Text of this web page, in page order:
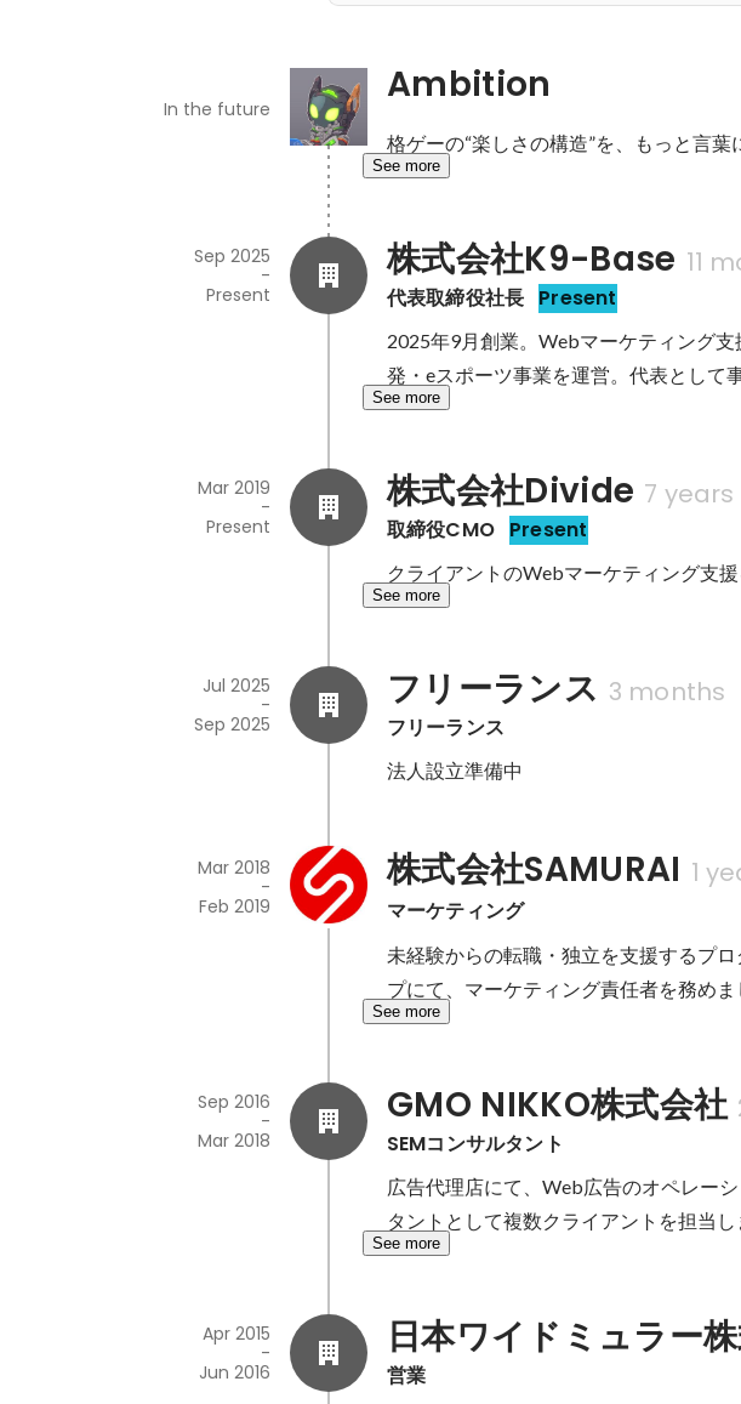
Ambition
In the future
格ゲーの“楽しさの構造”を、もっと言葉
See more
株式会社K9-Base 11
代表取締役社長 Present
Sep 2025
-
Present
2025年9月創業。Webマーケティング
発・eスポーツ事業を運営。代表として
See more
株式会社Divide 7 years
取締役CMO Present
Mar 2019
-
Present
クライアントのWebマーケティング支
See more
フリーランス 3 months
フリーランス
Jul 2025
-
Sep 2025
法人設立準備中
株式会社SAMURAI 1
マーケティング
Mar 2018
-
Feb 2019
未経験からの転職・独立を支援するプ
プにて、マーケティング責任者を務めま
See more
GMO NIKKO株式会社
SEMコンサルタント
Sep 2016
-
Mar 2018
広告代理店にて、Web広告のオペレー
タントとして複数クライアントを担当し
See more
日本ワイドミュラー
営業
Apr 2015
-
Jun 2016